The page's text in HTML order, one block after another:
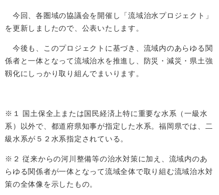
今回、各圏域の協議会を開催し「流域治水プロジェクト」
を更新しましたので、公表いたします。
今後も、このプロジェクトに基づき、流域内のあらゆる関
係者と一体となって流域治水を推進し、防災・減災・県土強
靱化にしっかり取り組んでまいります。
※１ 国土保全上または国民経済上特に重要な水系（一級水
系）以外で、都道府県知事が指定した水系。福岡県では、二
級水系が５２水系指定されている。
※２ 従来からの河川整備等の治水対策に加え、流域内のあ
らゆる関係者が一体となって流域全体で取り組む流域治水対
策の全体像を示したもの。